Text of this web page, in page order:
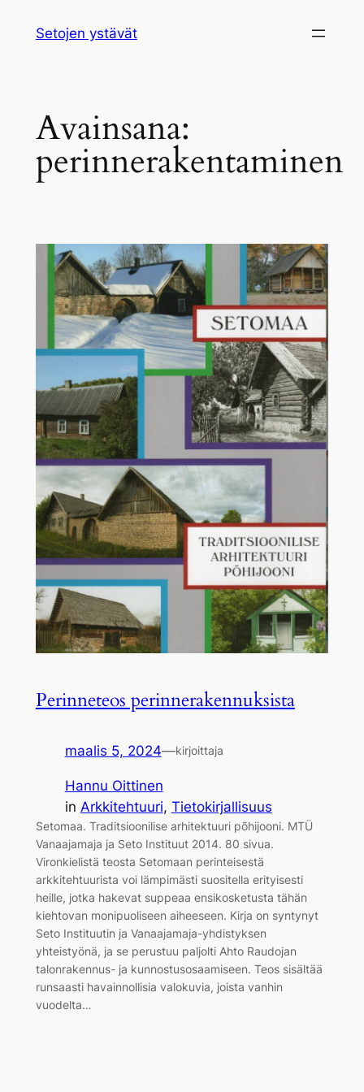
sisältöön
Setojen ystävät
Avainsana:
perinnerakentaminen
Perinneteos perinnerakennuksista
maalis 5, 2024—kirjoittaja
Hannu Oittinen
in Arkkitehtuuri, Tietokirjallisuus
Setomaa. Traditsioonilise arhitektuuri põhijooni. MTÜ
Vanaajamaja ja Seto Instituut 2014. 80 sivua.
Vironkielistä teosta Setomaan perinteisestä
arkkitehtuurista voi lämpimästi suositella erityisesti
heille, jotka hakevat suppeaa ensikosketusta tähän
kiehtovan monipuoliseen aiheeseen. Kirja on syntynyt
Seto Instituutin ja Vanaajamaja-yhdistyksen
yhteistyönä, ja se perustuu paljolti Ahto Raudojan
talonrakennus- ja kunnostusosaamiseen. Teos sisältää
runsaasti havainnollisia valokuvia, joista vanhin
vuodelta…